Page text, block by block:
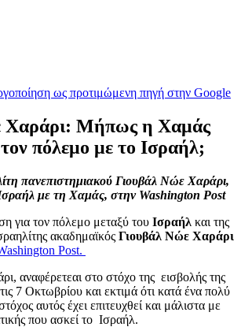
ως προτιμώμενη πηγή στην Google
Χαράρι: Μήπως η Χαμάς
πόλεμο με το Ισραήλ;
πανεπιστημιακού Γιουβάλ Νώε Χαράρι,
με τη Χαμάς, στην Washington Post
για τον πόλεμο μεταξύ του Ισραήλ και της
ακαδημαϊκός Γιουβάλ Νώε Χαράρι
Post.
αναφέρετεαι στο στόχο της εισβολής της
7 Οκτωβρίου και εκτιμά ότι κατά ένα πολύ
αυτός έχει επιτευχθεί και μάλιστα με
που ασκεί το Ισραήλ.